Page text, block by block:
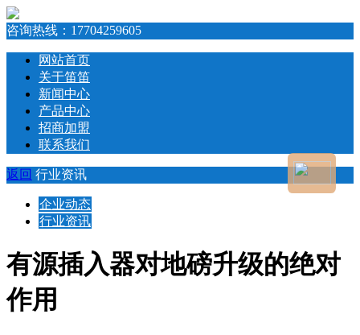
咨询热线： 17704259605
网站首页
关于笛笛
新闻中心
产品中心
招商加盟
联系我们
返回 行业资讯
企业动态
行业资讯
有源插入器对地磅升级的绝对
作用